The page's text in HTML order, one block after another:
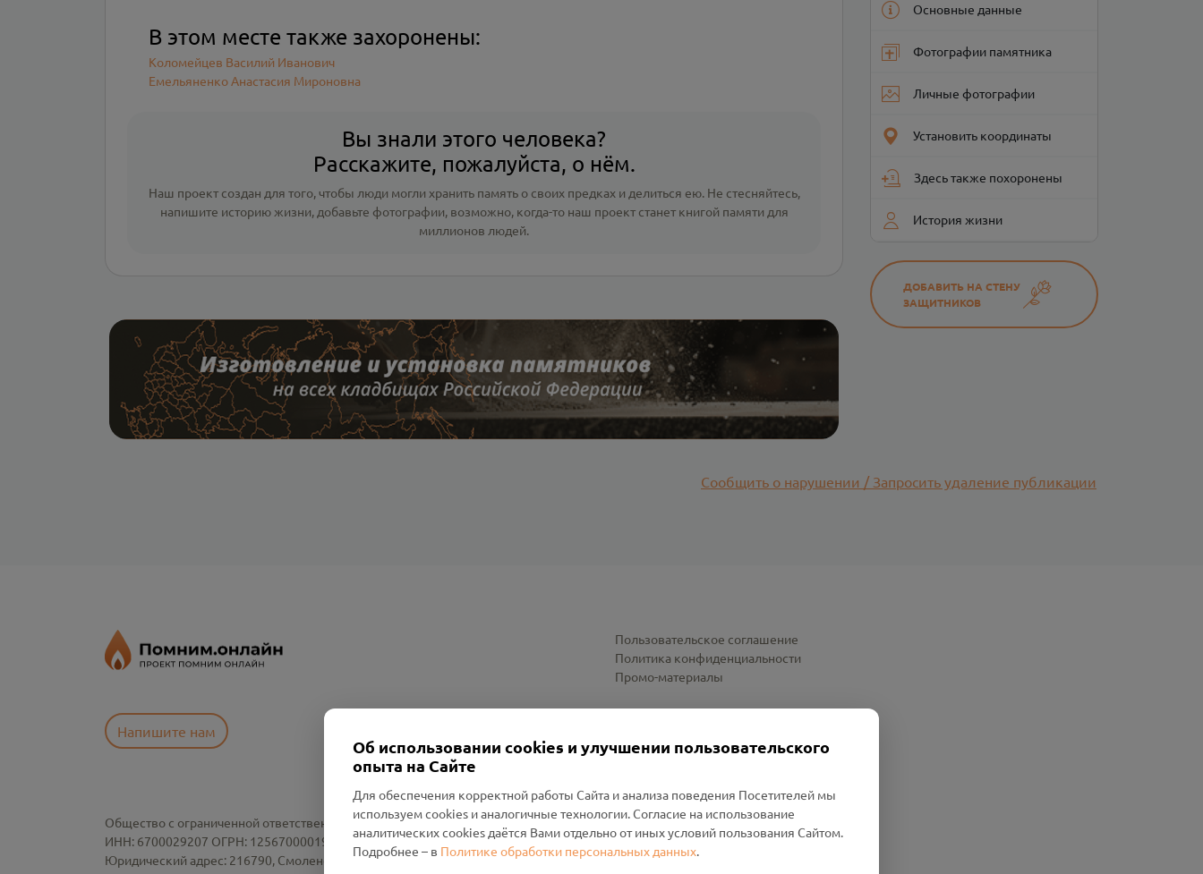
В этом месте также захоронены:
Коломейцев Василий Иванович
Емельяненко Анастасия Мироновна
Вы знали этого человека?
Расскажите, пожалуйста, о нём.
Наш проект создан для того, чтобы люди могли хранить память о своих предках и делиться ею. Не стесняйтесь,
напишите историю жизни, добавьте фотографии, возможно, когда-то наш проект станет книгой памяти для
миллионов людей.
Основные данные
Фотографии памятника
Личные фотографии
Установить координаты
Здесь также похоронены
История жизни
ДОБАВИТЬ НА СТЕНУ
ЗАЩИТНИКОВ
Сообщить о нарушении / Запросить удаление публикации
Напишите нам
Пользовательское соглашение
Политика конфиденциальности
Промо-материалы
Общество с ограниченной ответственностью «Смоленский Проект Помним»
ИНН: 6700029207 ОГРН: 1256700001986
Юридический адрес: 216790, Смоленская область, р-н Руднянский, г. Рудня, улица Западная, д. 26А, пом. 18
Об использовании cookies и улучшении пользовательского
опыта на Сайте
Для обеспечения корректной работы Сайта и анализа поведения Посетителей мы
используем cookies и аналогичные технологии. Согласие на использование
аналитических cookies даётся Вами отдельно от иных условий пользования Сайтом.
Подробнее – в Политике обработки персональных данных.